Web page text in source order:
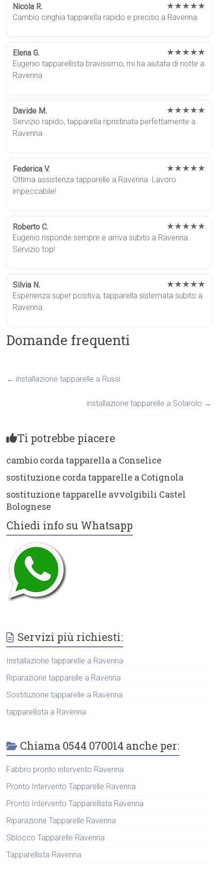
Nicola R. ★★★★★
Cambio cinghia tapparella rapido e preciso a Ravenna.
Elena G. ★★★★★
Eugenio tapparellista bravissimo, mi ha aiutata di notte a
Ravenna.
Davide M. ★★★★★
Servizio rapido, tapparella ripristinata perfettamente a
Ravenna.
Federica V. ★★★★★
Ottima assistenza tapparelle a Ravenna. Lavoro
impeccabile!
Roberto C. ★★★★★
Eugenio risponde sempre e arriva subito a Ravenna.
Servizio top!
Silvia N. ★★★★★
Esperienza super positiva, tapparella sistemata subito a
Ravenna.
Domande frequenti
← installazione tapparelle a Russi
installazione tapparelle a Solarolo →
Ti potrebbe piacere
cambio corda tapparella a Conselice
sostituzione corda tapparelle a Cotignola
sostituzione tapparelle avvolgibili Castel
Bolognese
Chiedi info su Whatsapp
Servizi più richiesti:
Installazione tapparelle a Ravenna
Riparazione tapparelle a Ravenna
Sostituzione tapparelle a Ravenna
tapparellista a Ravenna
Chiama 0544 070014 anche per:
Fabbro pronto intervento Ravenna
Pronto Intervento Tapparelle Ravenna
Pronto Intervento Tapparellista Ravenna
Riparazione Tapparelle Ravenna
Sblocco Tapparelle Ravenna
Tapparellista Ravenna